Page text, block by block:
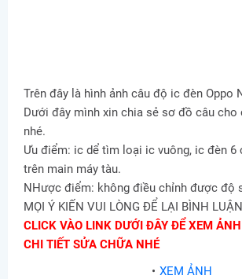
Trên đây là hình ảnh câu độ ic đèn Oppo
Dưới đây mình xin chia sẻ sơ đồ câu cho
nhé.
Ưu điểm: ic dể tìm loại ic vuông, ic đèn 6
trên main máy tàu.
NHược điểm: không điều chỉnh được độ
MỌI Ý KIẾN VUI LÒNG ĐỂ LẠI BÌNH
CLICK VÀO LINK DƯỚI ĐÂY ĐỂ XEM
CHI TIẾT SỬA CHỮA NHÉ
XEM ẢNH